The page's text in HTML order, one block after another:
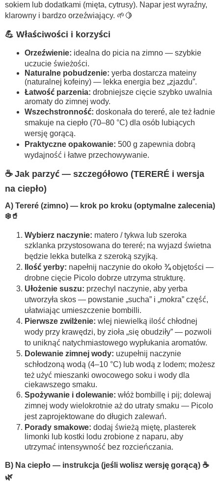
sokiem lub dodatkami (mięta, cytrusy). Napar jest wyraźny,
klarowny i bardzo orzeźwiający. 🌱🍋
💪 Właściwości i korzyści
Orzeźwienie: idealna do picia na zimno — szybkie
uczucie świeżości.
Naturalne pobudzenie: yerba dostarcza mateiny
(naturalnej kofeiny) — lekka energia bez „zjazdu”.
Łatwość parzenia: drobniejsze cięcie szybko uwalnia
aromaty do zimnej wody.
Wszechstronność: doskonała do tereré, ale też ładnie
smakuje na ciepło (70–80 °C) dla osób lubiących
wersję gorącą.
Praktyczne opakowanie: 500 g zapewnia dobrą
wydajność i łatwe przechowywanie.
☕ Jak parzyć — szczegółowo (TERERÉ i wersja
na ciepło)
A) Tereré (zimno) — krok po kroku (optymalne zalecenia)
❄️🥤
Wybierz naczynie: matero / tykwa lub szeroka
szklanka przystosowana do tereré; na wyjazd świetna
będzie lekka butelka z szeroką szyjką.
Ilość yerby: napełnij naczynie do około ¾objętości —
drobne cięcie Picolo dobrze utrzyma strukturę.
Ułożenie suszu: przechyl naczynie, aby yerba
utworzyła skos — powstanie „sucha” i „mokra” część,
ułatwiając umieszczenie bombilli.
Pierwsze zwilżenie: wlej niewielką ilość chłodnej
wody przy krawędzi, by zioła „się obudziły” — pozwoli
to uniknąć natychmiastowego wypłukania aromatów.
Dolewanie zimnej wody: uzupełnij naczynie
schłodzoną wodą (4–10 °C) lub wodą z lodem; możesz
też użyć mieszanki owocowego soku i wody dla
ciekawszego smaku.
Spożywanie i dolewanie: włóż bombillę i pij; dolewaj
zimnej wody wielokrotnie aż do utraty smaku — Picolo
jest zaprojektowane do długich zalewań.
Porady smakowe: dodaj świeżą miętę, plasterek
limonki lub kostki lodu zrobione z naparu, aby
utrzymać intensywność bez rozcieńczania.
B) Na ciepło — instrukcja (jeśli wolisz wersję gorącą) ☕
🌿